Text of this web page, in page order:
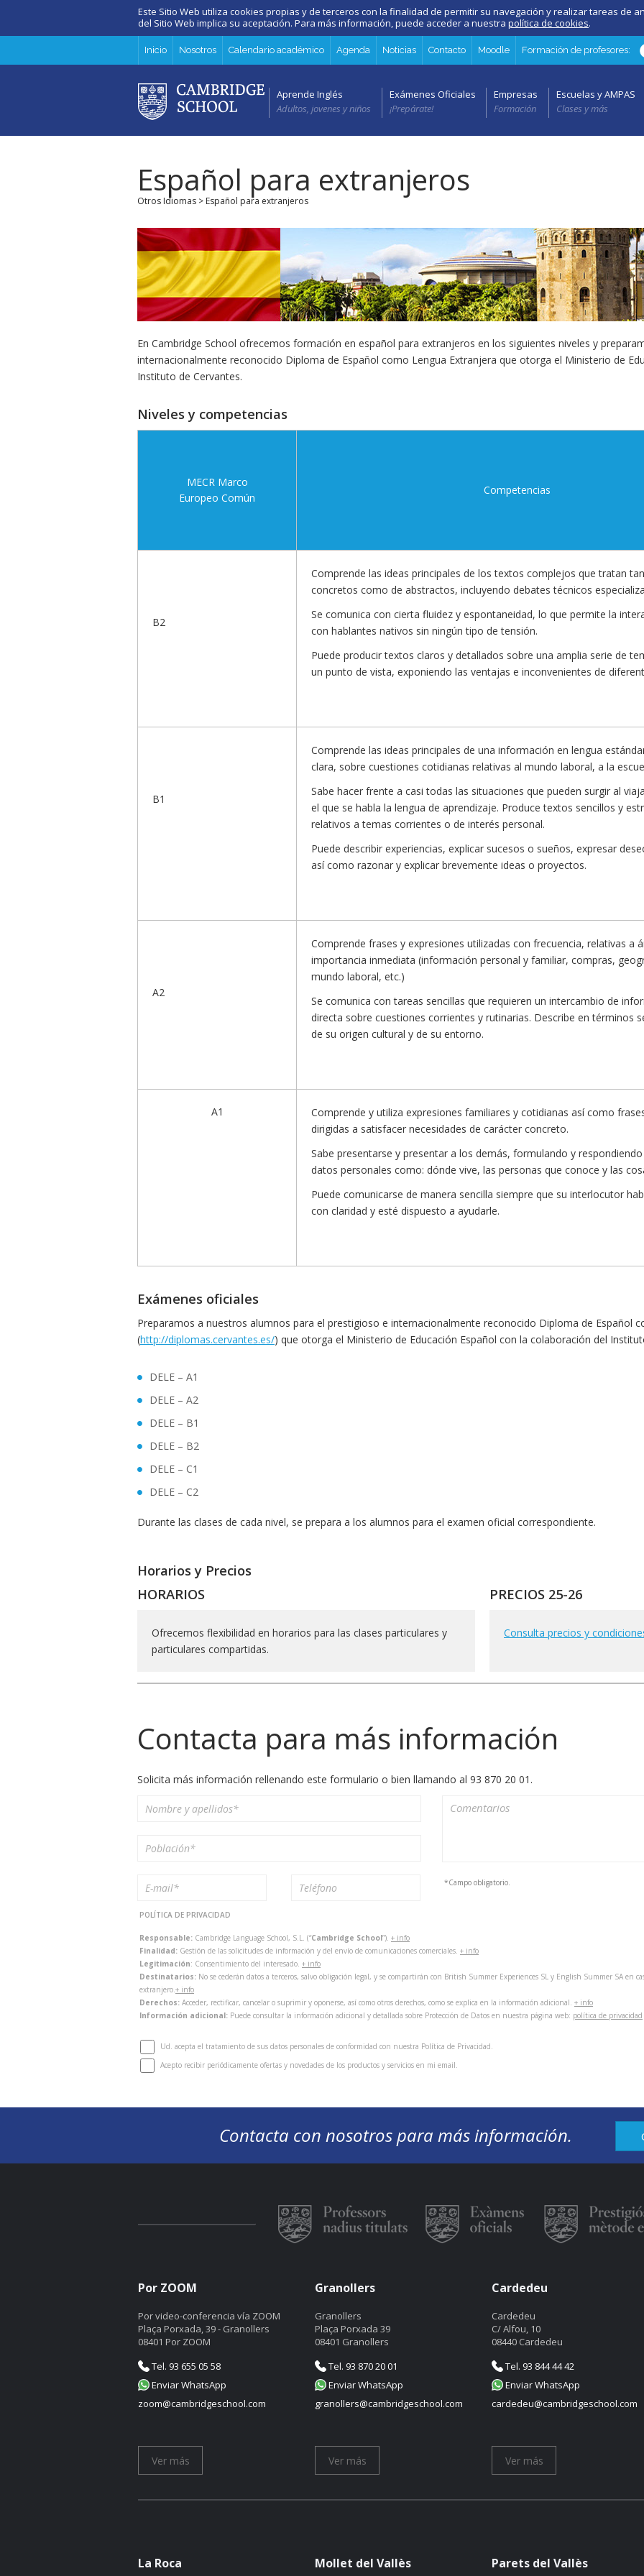
Este Sitio Web utiliza cookies propias y de terceros con la finalidad de permitir su navegación y realizar tareas de
del Sitio Web implica su aceptación. Para más información, puede acceder a nuestra política de cookies.
Inicio Nosotros Calendario académico Agenda Noticias Contacto Moodle Formación de profesores:
Aprende Inglés
Adultos, jovenes y niños
Exámenes Oficiales
¡Prepárate!
Empresas
Formación
Escuelas y AMPAS
Clases y más
Español para extranjeros
Otros Idiomas > Español para extranjeros
En Cambridge School ofrecemos formación en español para extranjeros en los siguientes niveles y
internacionalmente reconocido Diploma de Español como Lengua Extranjera que otorga el Ministerio de
Instituto de Cervantes.
Niveles y competencias
MECR Marco
Europeo Común
Competencias
B2
Comprende las ideas principales de los textos complejos que tratan
concretos como de abstractos, incluyendo debates técnicos
Se comunica con cierta fluidez y espontaneidad, lo que permite la
con hablantes nativos sin ningún tipo de tensión.
Puede producir textos claros y detallados sobre una amplia serie de
un punto de vista, exponiendo las ventajas e inconvenientes de
B1
Comprende las ideas principales de una información en lengua
clara, sobre cuestiones cotidianas relativas al mundo laboral, a la
Sabe hacer frente a casi todas las situaciones que pueden surgir al
el que se habla la lengua de aprendizaje. Produce textos sencillos y
relativos a temas corrientes o de interés personal.
Puede describir experiencias, explicar sucesos o sueños, expresar
así como razonar y explicar brevemente ideas o proyectos.
A2
Comprende frases y expresiones utilizadas con frecuencia, relativas a
importancia inmediata (información personal y familiar, compras,
mundo laboral, etc.)
Se comunica con tareas sencillas que requieren un intercambio de
directa sobre cuestiones corrientes y rutinarias. Describe en términos
de su origen cultural y de su entorno.
A1
Comprende y utiliza expresiones familiares y cotidianas así como
dirigidas a satisfacer necesidades de carácter concreto.
Sabe presentarse y presentar a los demás, formulando y
datos personales como: dónde vive, las personas que conoce y las
Puede comunicarse de manera sencilla siempre que su interlocutor
con claridad y esté dispuesto a ayudarle.
Exámenes oficiales
Preparamos a nuestros alumnos para el prestigioso e internacionalmente reconocido Diploma de Español
(http://diplomas.cervantes.es/) que otorga el Ministerio de Educación Español con la colaboración del
DELE – A1
DELE – A2
DELE – B1
DELE – B2
DELE – C1
DELE – C2
Durante las clases de cada nivel, se prepara a los alumnos para el examen oficial correspondiente.
Horarios y Precios
HORARIOS
Ofrecemos flexibilidad en horarios para las clases particulares y
particulares compartidas.
PRECIOS 25-26
Consulta precios y
Contacta para más información
Solicita más información rellenando este formulario o bien llamando al 93 870 20 01.
*Campo obligatorio.
POLÍTICA DE PRIVACIDAD
Responsable: Cambridge Language School, S.L. (“Cambridge School”). + info
Finalidad: Gestión de las solicitudes de información y del envío de comunicaciones comerciales. + info
Legitimación: Consentimiento del interesado. + info
Destinatarios: No se cederán datos a terceros, salvo obligación legal, y se compartirán con British Summer Experiences SL y English Summer SA en
extranjero.+ info
Derechos: Acceder, rectificar, cancelar o suprimir y oponerse, así como otros derechos, como se explica en la información adicional. + info
Información adicional: Puede consultar la información adicional y detallada sobre Protección de Datos en nuestra página web: política de privacidad
Ud. acepta el tratamiento de sus datos personales de conformidad con nuestra Política de Privacidad.
Acepto recibir periódicamente ofertas y novedades de los productos y servicios en mi email.
Contacta con nosotros para más información.
Por ZOOM
Por video-conferencia vía ZOOM
Plaça Porxada, 39 - Granollers
08401 Por ZOOM
Tel. 93 655 05 58
Enviar WhatsApp
zoom@cambridgeschool.com
Ver más
Granollers
Granollers
Plaça Porxada 39
08401 Granollers
Tel. 93 870 20 01
Enviar WhatsApp
granollers@cambridgeschool.com
Ver más
Cardedeu
Cardedeu
C/ Alfou, 10
08440 Cardedeu
Tel. 93 844 44 42
Enviar WhatsApp
cardedeu@cambridgeschool.com
Ver más
La Roca Mollet del Vallès Parets del Vallès